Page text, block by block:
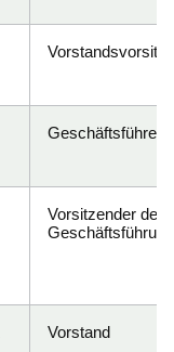
Geschäftsführer
Vorsitzender der
Geschäftsführung
Vorstand